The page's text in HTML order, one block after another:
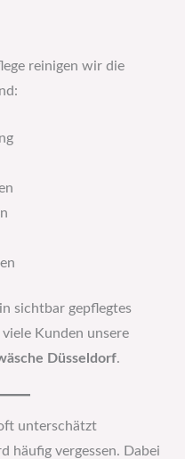
reinigen wir die
sichtbar gepflegtes
Kunden unsere
Düsseldorf.
unterschätzt
häufig vergessen. Dabei